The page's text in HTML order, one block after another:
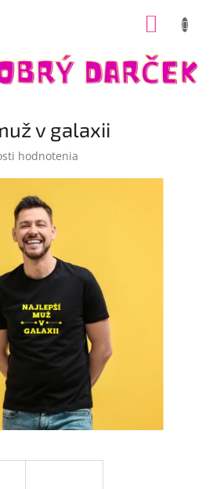
v galaxii
hodnotenia